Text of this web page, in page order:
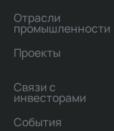
Отрасли
промышленности
Проекты
Связи с
инвесторами
События